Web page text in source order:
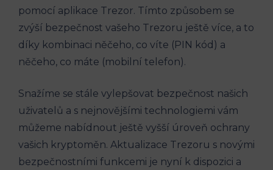
pomocí aplikace Trezor. Tímto způsobem se
zvýší bezpečnost vašeho Trezoru ještě více, a to
díky kombinaci něčeho, co víte (PIN kód) a
něčeho, co máte (mobilní telefon).
Snažíme se stále vylepšovat bezpečnost našich
uživatelů a s nejnovějšími technologiemi vám
můžeme nabídnout ještě vyšší úroveň ochrany
vašich kryptoměn. Aktualizace Trezoru s novými
bezpečnostními funkcemi je nyní k dispozici a